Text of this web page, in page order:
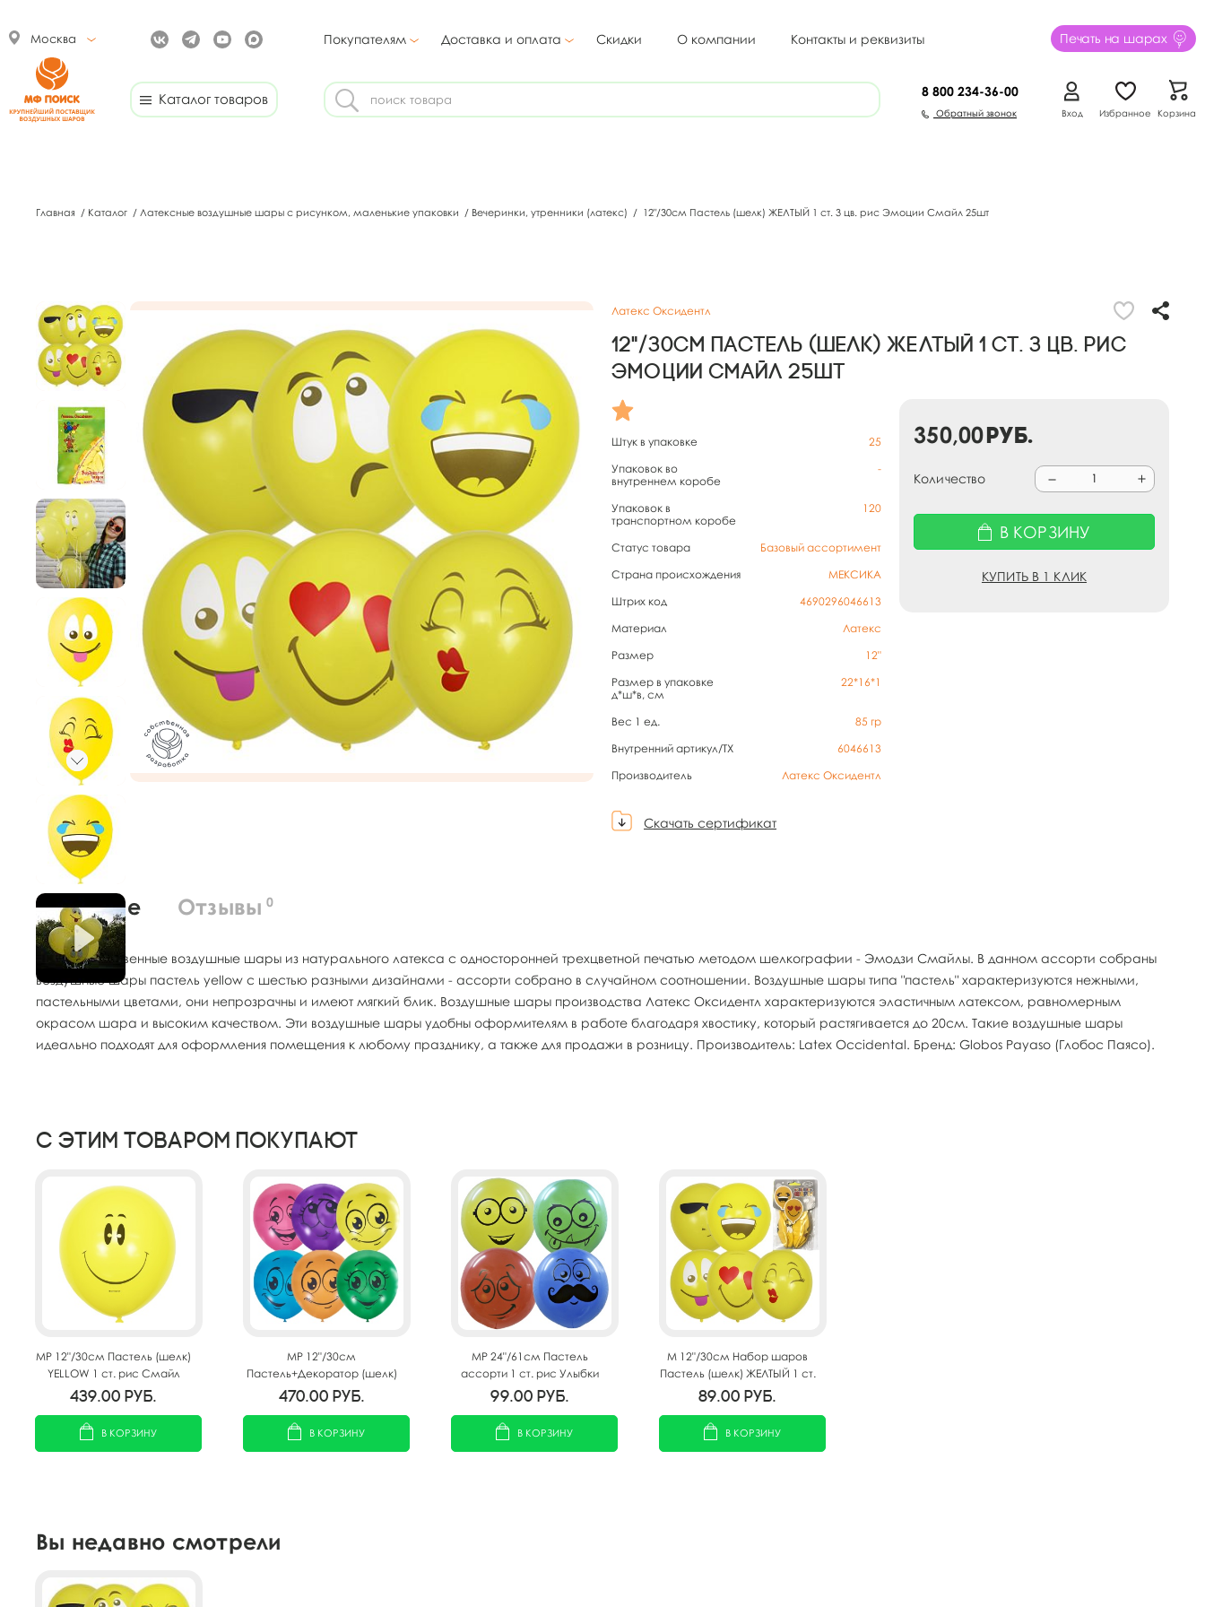
Москва Покупателям Доставка и оплата Скидки О компании Контакты и реквизиты Печать на шарах
Каталог товаров 8 800 234-36-00
Обратный звонок Вход Избранное Корзина
Главная / Каталог / Латексные воздушные шары с рисунком, маленькие упаковки / Вечеринки, утренники (латекс) / 12"/30см Пастель (шелк) ЖЕЛТЫЙ 1 ст. 3 цв. рис Эмоции Смайл 25шт
Латекс Оксидентл
12"/30см Пастель (шелк) ЖЕЛТЫЙ 1 ст. 3 цв. рис
Эмоции Смайл 25шт
Штук в упаковке
25
Упаковок во
внутреннем коробе
-
Упаковок в
транспортном коробе
120
Статус товара
Базовый ассортимент
Страна происхождения
МЕКСИКА
Штрих код
4690296046613
Материал
Латекс
Размер
12"
Размер в упаковке
д*ш*в, см
22*16*1
Вес 1 ед. 85 гр
Внутренний артикул/TX
6046613
Производитель
Латекс Оксидентл
Скачать сертификат
350,00руб.
Количество
В КОРЗИНУ
КУПИТЬ В 1 КЛИК
О товаре Отзывы 0
Высококачественные воздушные шары из натурального латекса с односторонней трехцветной печатью методом шелкографии - Эмодзи Смайлы. В данном ассорти собраны
воздушные шары пастель yellow с шестью разными дизайнами - ассорти собрано в случайном соотношении. Воздушные шары типа "пастель" характеризуются нежными,
пастельными цветами, они непрозрачны и имеют мягкий блик. Воздушные шары производства Латекс Оксидентл характеризуются эластичным латексом, равномерным
окрасом шара и высоким качеством. Эти воздушные шары удобны оформителям в работе благодаря хвостику, который растягивается до 20см. Такие воздушные шары
идеально подходят для оформления помещения к любому празднику, а также для продажи в розницу. Производитель: Latex Occidental. Бренд: Globos Payaso (Глобос Паясо).
С этим товаром покупают
MP 12"/30см Пастель (шелк)
YELLOW 1 ст. рис Смайл
50шт
439.00 руб.
В КОРЗИНУ
MP 12"/30см
Пастель+Декоратор (шелк)
1 ст. рис Улыбки 50шт
470.00 руб.
В КОРЗИНУ
MP 24"/61см Пастель
ассорти 1 ст. рис Улыбки
4шт
99.00 руб.
В КОРЗИНУ
M 12"/30см Набор шаров
Пастель (шелк) ЖЕЛТЫЙ 1 ст.
3 цв. рис Эмоции Смайл
89.00 руб.
В КОРЗИНУ
Вы недавно смотрели